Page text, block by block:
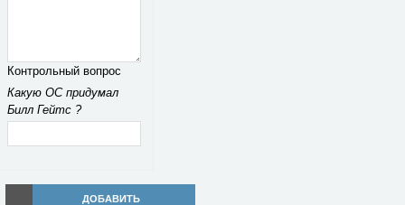
Контрольный вопрос
Какую ОС придумал
Билл Гейтс ?
ДОБАВИТЬ